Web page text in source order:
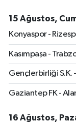
15 Ağustos,
Konyaspor -
Kasımpaşa -
Gençlerbirliği S.K.
Gaziantep FK -
16 Ağustos,